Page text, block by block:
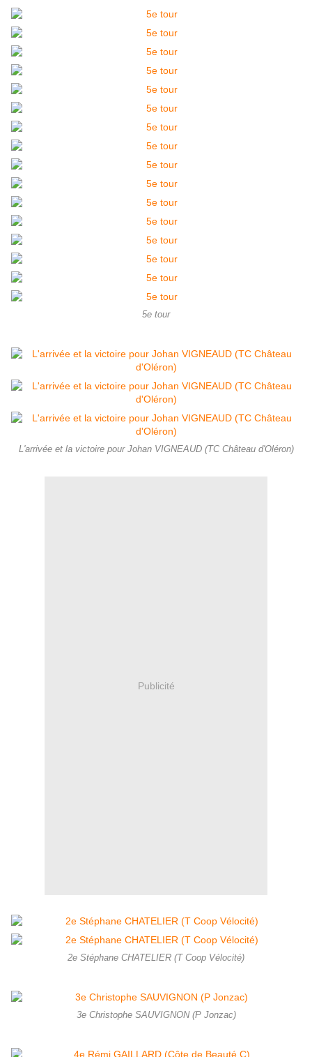
5e tour
L'arrivée et la victoire pour Johan VIGNEAUD (TC Château d'Oléron)
Publicité
2e Stéphane CHATELIER (T Coop Vélocité)
3e Christophe SAUVIGNON (P Jonzac)